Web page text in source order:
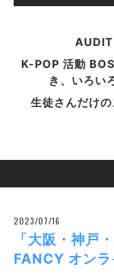
K-POP 活動
き、いろい
生徒さんだけ
2023/07/16
「大阪・神戸
FANCY オン